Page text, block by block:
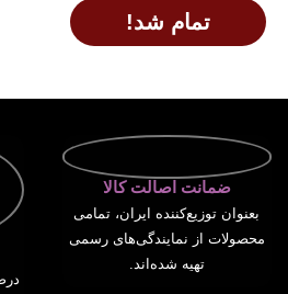
تمام شد!
ضمانت اصالت کالا
بعنوان توزیع‌کننده ایران، تمامی
محصولات از نمایندگی‌های رسمی
تهیه شده‌اند.